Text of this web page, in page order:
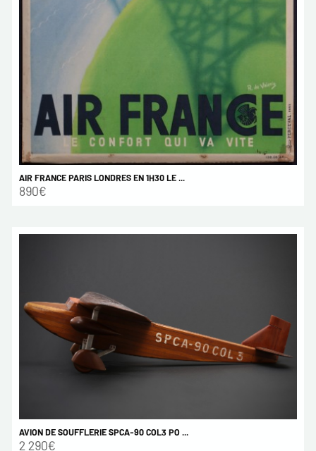
AIR FRANCE PARIS LONDRES EN 1H30 LE ...
890€
AVION DE SOUFFLERIE SPCA-90 COL3 PO ...
2 290€